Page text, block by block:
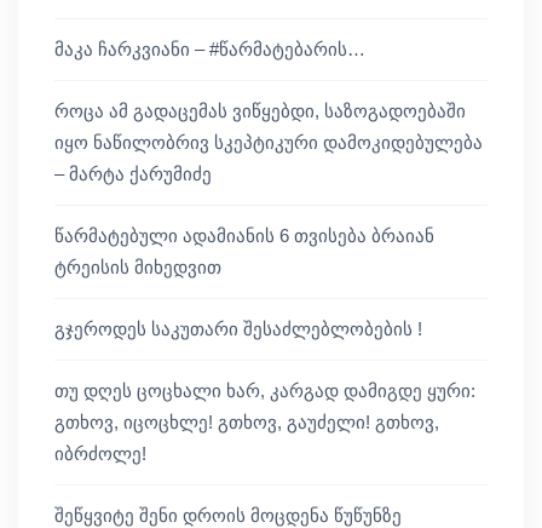
მაკა ჩარკვიანი – #წარმატებარის…
როცა ამ გადაცემას ვიწყებდი, საზოგადოებაში
იყო ნაწილობრივ სკეპტიკური დამოკიდებულება
– მარტა ქარუმიძე
წარმატებული ადამიანის 6 თვისება ბრაიან
ტრეისის მიხედვით
გჯეროდეს საკუთარი შესაძლებლობების !
თუ დღეს ცოცხალი ხარ, კარგად დამიგდე ყური:
გთხოვ, იცოცხლე! გთხოვ, გაუძელი! გთხოვ,
იბრძოლე!
შეწყვიტე შენი დროის მოცდენა წუწუნზე